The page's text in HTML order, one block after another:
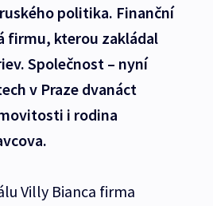
politika. Finanční
firmu, kterou zakládal
Společnost – nyní
v Praze dvanáct
i rodina
Villy Bianca firma